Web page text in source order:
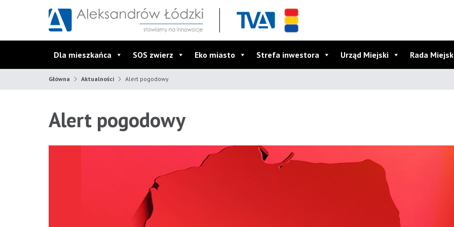
Dla mieszkańca SOS zwierz Eko miasto Strefa inwestora Urząd Miejski Rada
Główna Aktualności Alert pogodowy
Alert pogodowy